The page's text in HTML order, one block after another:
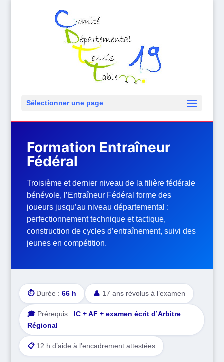
Sélectionner une page
Formation Entraîneur
Fédéral
Troisième et dernier niveau de la filière fédérale
bénévole, l’Entraîneur Fédéral forme des
joueurs jusqu’au niveau départemental :
perfectionnement technique et tactique,
construction de cycles d’entraînement, suivi des
jeunes en compétition.
⏱ Durée : 66 h 👤 17 ans révolus à l’examen
🎓 Prérequis : IC + AF + examen écrit d’Arbitre
Régional
📋 12 h d’aide à l’encadrement attestées